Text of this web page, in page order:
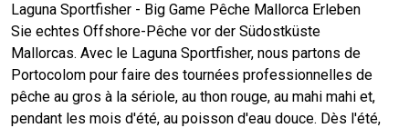
Laguna Sportfisher - Big Game Pêche Mallorca Erleben
Sie echtes Offshore-Pêche vor der Südostküste
Mallorcas. Avec le Laguna Sportfisher, nous partons de
Portocolom pour faire des tournées professionnelles de
pêche au gros à la sériole, au thon rouge, au mahi mahi et,
pendant les mois d'été, au poisson d'eau douce. Dès l'été,